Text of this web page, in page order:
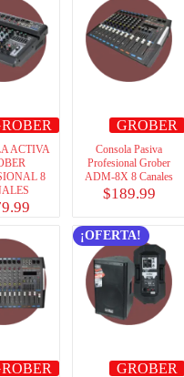
ACTIVA
8
GROBER
Consola Pasiva
Profesional Grober
ADM-8X 8 Canales
$189.99
¡OFERTA!
GROBER